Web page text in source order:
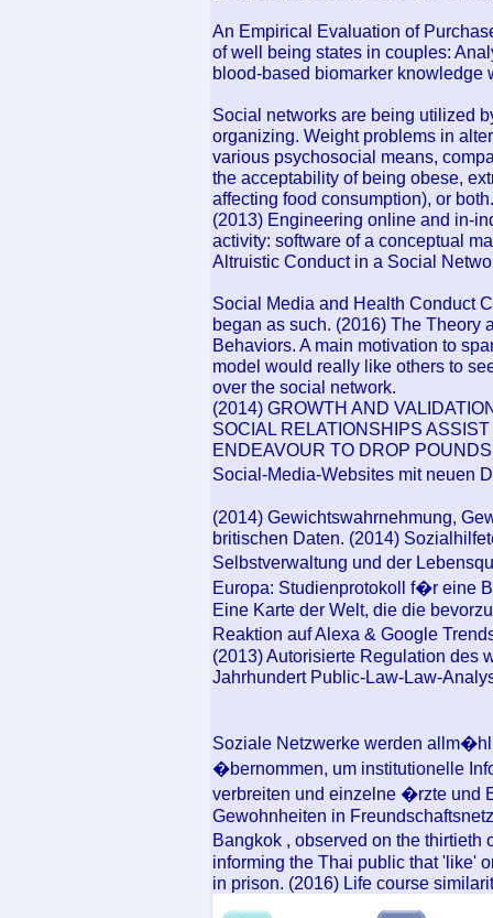
An Empirical Evaluation of
of well being states in couples:
blood-based biomarker knowledge
Social networks are being utilized
organizing. Weight problems in
various psychosocial means,
the acceptability of being obese,
affecting food consumption), or both.
(2013) Engineering online and in-
activity: software of a conceptual
Altruistic Conduct in a Social
Social Media and Health Conduct
began as such. (2016) The
Behaviors. A main motivation to
model would really like others to
over the social network.
(2014) GROWTH AND
SOCIAL RELATIONSHIPS
ENDEAVOUR TO DROP
Social-Media-Websites mit neuen
(2014) Gewichtswahrnehmung,
britischen Daten. (2014)
Selbstverwaltung und der
Europa: Studienprotokoll f�r eine
Eine Karte der Welt, die die
Reaktion auf Alexa & Google
(2013) Autorisierte Regulation des
Jahrhundert Public-Law-Law-
Soziale Netzwerke werden
�bernommen, um institutionelle
verbreiten und einzelne �rzte und
Gewohnheiten in
Bangkok , observed on the
informing the Thai public that 'like'
in prison. (2016) Life course